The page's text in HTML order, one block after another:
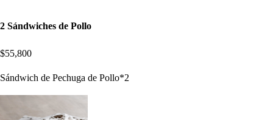
2 Sándwiches de Pollo
$55,800
Sándwich de Pechuga de Pollo*2